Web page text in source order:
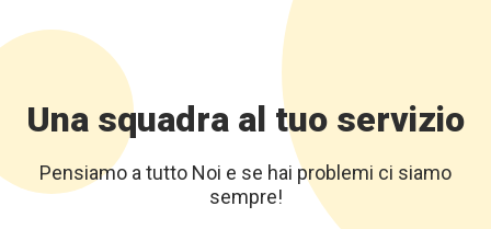
Una squadra al tuo servizio
Pensiamo a tutto Noi e se hai problemi ci siamo
sempre!